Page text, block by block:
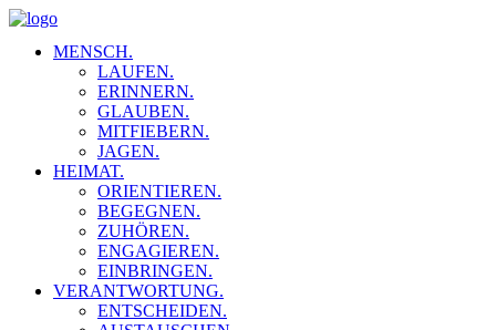
MENSCH.
LAUFEN.
ERINNERN.
GLAUBEN.
MITFIEBERN.
JAGEN.
HEIMAT.
ORIENTIEREN.
BEGEGNEN.
ZUHÖREN.
ENGAGIEREN.
EINBRINGEN.
VERANTWORTUNG.
ENTSCHEIDEN.